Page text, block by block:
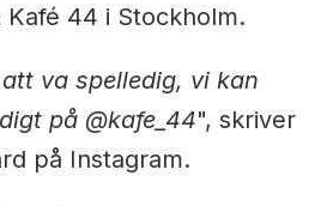
Kafé 44 i Stockholm.
va spelledig, vi kan
på @kafe_44", skriver
på Instagram.